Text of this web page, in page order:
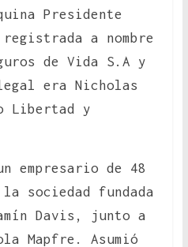
Presidente
a nombre
de Vida S.A y
era Nicholas
Libertad y
empresario de 48
sociedad fundada
Davis, junto a
Mapfre. Asumió